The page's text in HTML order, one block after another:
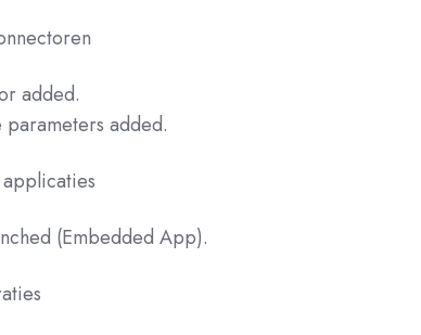
added.
parameters added.
applicaties
(Embedded App).